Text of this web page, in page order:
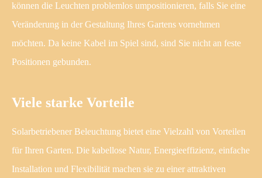
können die Leuchten problemlos umpositionieren, falls Sie eine
Veränderung in der Gestaltung Ihres Gartens vornehmen
möchten. Da keine Kabel im Spiel sind, sind Sie nicht an feste
Positionen gebunden.
Viele starke Vorteile
Solarbetriebener Beleuchtung bietet eine Vielzahl von Vorteilen
für Ihren Garten. Die kabellose Natur, Energieeffizienz, einfache
Installation und Flexibilität machen sie zu einer attraktiven